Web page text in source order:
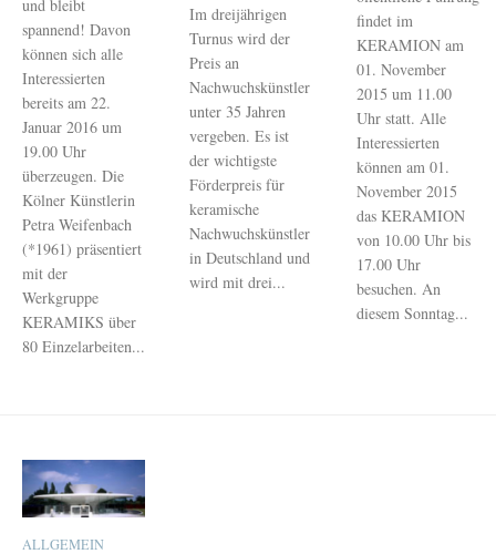
und bleibt
spannend! Davon
können sich alle
Interessierten
bereits am 22.
Januar 2016 um
19.00 Uhr
überzeugen. Die
Kölner Künstlerin
Petra Weifenbach
(*1961) präsentiert
mit der
Werkgruppe
KERAMIKS über
80 Einzelarbeiten...
Im dreijährigen
Turnus wird der
Preis an
Nachwuchskünstler
unter 35 Jahren
vergeben. Es ist
der wichtigste
Förderpreis für
keramische
Nachwuchskünstler
in Deutschland und
wird mit drei...
findet im
KERAMION am
01. November
2015 um 11.00
Uhr statt. Alle
Interessierten
können am 01.
November 2015
das KERAMION
von 10.00 Uhr bis
17.00 Uhr
besuchen. An
diesem Sonntag...
ALLGEMEIN